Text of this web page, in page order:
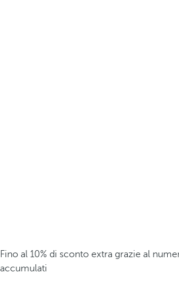
Fino al 10% di sconto extra grazie al
accumulati